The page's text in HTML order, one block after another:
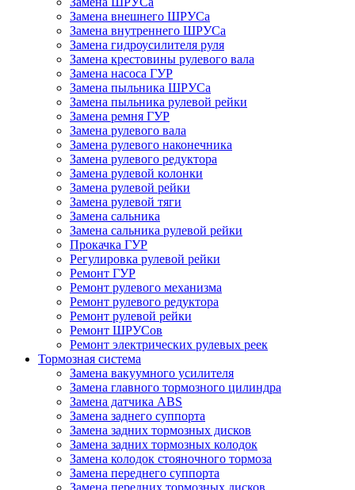
Замена внешнего ШРУСа
Замена внутреннего ШРУСа
Замена гидроусилителя руля
Замена крестовины рулевого вала
Замена насоса ГУР
Замена пыльника ШРУСа
Замена пыльника рулевой рейки
Замена ремня ГУР
Замена рулевого вала
Замена рулевого наконечника
Замена рулевого редуктора
Замена рулевой колонки
Замена рулевой рейки
Замена рулевой тяги
Замена сальника
Замена сальника рулевой рейки
Прокачка ГУР
Регулировка рулевой рейки
Ремонт ГУР
Ремонт рулевого механизма
Ремонт рулевого редуктора
Ремонт рулевой рейки
Ремонт ШРУСов
Ремонт электрических рулевых реек
Тормозная система
Замена вакуумного усилителя
Замена главного тормозного цилиндра
Замена датчика ABS
Замена заднего суппорта
Замена задних тормозных дисков
Замена задних тормозных колодок
Замена колодок стояночного тормоза
Замена переднего суппорта
Замена передних тормозных дисков